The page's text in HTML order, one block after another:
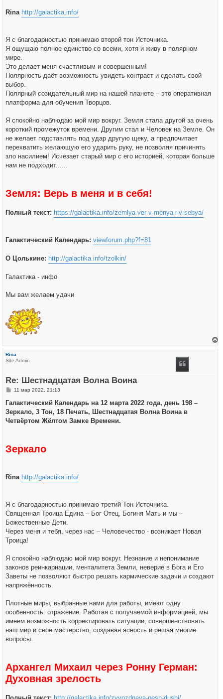
Rina http://galactika.info/
Я с благодарностью принимаю второй тон Источника.
Я ощущаю полное единство со всеми, хотя и живу в полярном
мире.
Это делает меня счастливым и совершенным!
Полярность даёт возможность увидеть контраст и сделать свой
выбор.
Полярный созидательный мир на нашей планете – это оперативная
платформа для обучения Творцов.
Я спокойно наблюдаю мой мир вокруг. Земля стала другой за очень
короткий промежуток времени. Другим стал и Человек на Земле. Он
не желает подставлять под удар другую щеку, а предпочитает
перехватить желающую его ударить руку, не позволяя причинять
зло насилием! Исчезает старый мир с его историей, которая больше
нам не подходит......
Земля: Верь в меня и в себя!
Полный текст: https://galactika.info/zemlya-ver-v-menya-i-v-sebya/
Галактический Календарь: viewforum.php?f=81
О Цолькине: http://galactika.info/tzolkin/
Галактика - инфо
Мы вам желаем удачи
Rina
Site Admin
Re: Шестнадцатая Волна Воина
С
о
щ
е
11 мар 2022, 21:13
Галактический Календарь на 12 марта 2022 года, день 198 –
Зеркало, 3 Тон, 18 Печать, Шестнадцатая Волна Воина в
Четвёртом Жёлтом Замке Времени.
Зеркало
Rina http://galactika.info/
Я с благодарностью принимаю третий Тон Источника.
Священная Троица Едина – Бог Отец, Богиня Мать и мы –
Божественные Дети.
Через меня и тебя, через нас – Человечество - возникает Новая
Троица!
Я спокойно наблюдаю мой мир вокруг. Незнание и непонимание
законов реинкарнации, менталитета Земли, неверие в Бога и Его
Заветы не позволяют быстро решать кармические задачи и создают
напряжённость.
Плотные миры, выбранные нами для работы, имеют одну
особенность: отражение. Работая с получаемой информацией, мы
имеем возможность корректировать ситуации, совершенствовать
наш мир и своё мастерство, создавая ясность и решая многие
вопросы.
Архангел Михаил через Ронну Герман:
Духовная зрелость